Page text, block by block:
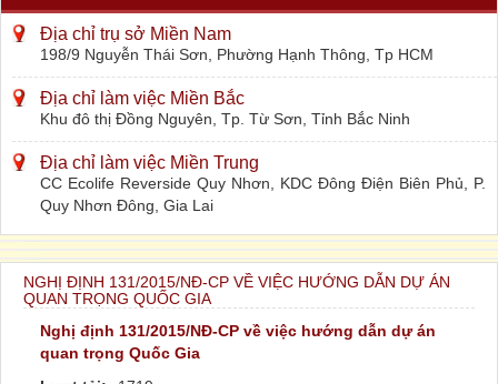
Địa chỉ trụ sở Miền Nam
198/9 Nguyễn Thái Sơn, Phường Hạnh Thông, Tp HCM
Địa chỉ làm việc Miền Bắc
Khu đô thị Đồng Nguyên, Tp. Từ Sơn, Tỉnh Bắc Ninh
Địa chỉ làm việc Miền Trung
CC Ecolife Reverside Quy Nhơn, KDC Đông Điện Biên Phủ, P.
Quy Nhơn Đông, Gia Lai
NGHỊ ĐỊNH 131/2015/NĐ-CP VỀ VIỆC HƯỚNG DẪN DỰ ÁN
QUAN TRỌNG QUỐC GIA
Nghị định 131/2015/NĐ-CP về việc hướng dẫn dự án
quan trọng Quốc Gia